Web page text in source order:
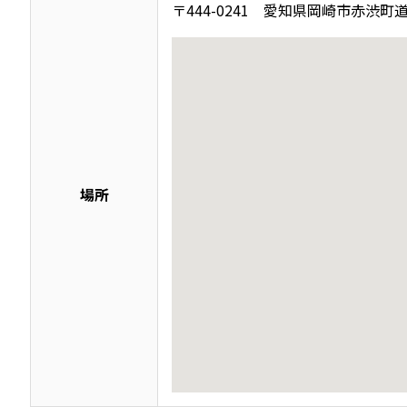
場所
〒444-0241 愛知県岡崎市赤渋町